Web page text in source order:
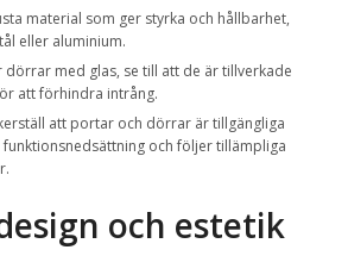
material som ger styrka och hållbarhet,
eller aluminium.
dörrar med glas, se till att de är tillverkade
att förhindra intrång.
att portar och dörrar är tillgängliga
och följer tillämpliga
och estetik